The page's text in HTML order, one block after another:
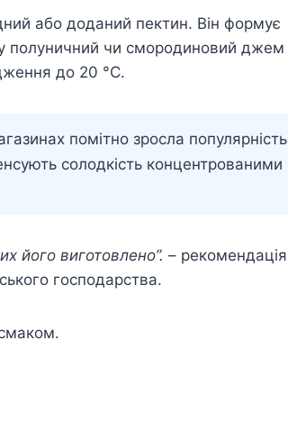
або доданий пектин. Він формує
полуничний чи смородиновий джем
до 20 °C.
помітно зросла популярність
солодкість концентрованими
його виготовлено”. – рекомендація
господарства.